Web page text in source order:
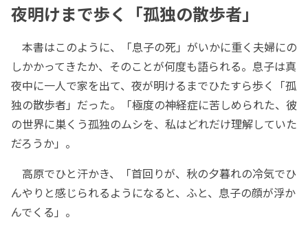
夜明けまで歩く「孤独の散歩者」
本書はこのように、「息子の死」がいかに重く夫婦にの
しかかってきたか、そのことが何度も語られる。息子は真
夜中に一人で家を出て、夜が明けるまでひたすら歩く「孤
独の散歩者」だった。「極度の神経症に苦しめられた、彼
の世界に巣くう孤独のムシを、私はどれだけ理解していた
だろうか」。
高原でひと汗かき、「首回りが、秋の夕暮れの冷気でひ
んやりと感じられるようになると、ふと、息子の顔が浮か
んでくる」。